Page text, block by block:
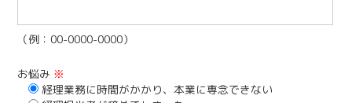
（例：00-0000-0000）
お悩み ※
経理業務に時間がかかり、本業に専念できない